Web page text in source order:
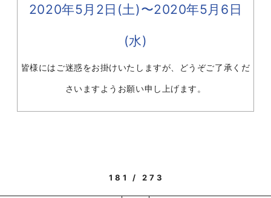
2020年5月2日(土)〜2020年5月6日
(水)
皆様にはご迷惑をお掛けいたしますが、どうぞご了承くだ
さいますようお願い申し上げます。
181 / 273